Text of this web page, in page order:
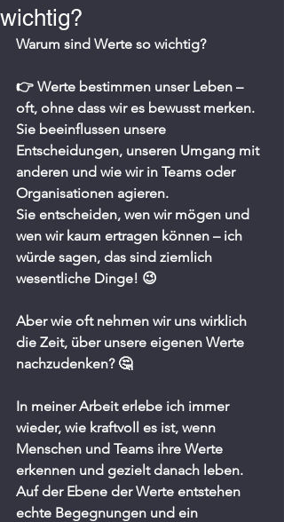
wichtig?
Warum sind Werte so wichtig?
👉 Werte bestimmen unser Leben –
oft, ohne dass wir es bewusst merken.
Sie beeinflussen unsere
Entscheidungen, unseren Umgang mit
anderen und wie wir in Teams oder
Organisationen agieren.
Sie entscheiden, wen wir mögen und
wen wir kaum ertragen können – ich
würde sagen, das sind ziemlich
wesentliche Dinge! 😉
Aber wie oft nehmen wir uns wirklich
die Zeit, über unsere eigenen Werte
nachzudenken? 🤔
In meiner Arbeit erlebe ich immer
wieder, wie kraftvoll es ist, wenn
Menschen und Teams ihre Werte
erkennen und gezielt danach leben.
Auf der Ebene der Werte entstehen
echte Begegnungen und ein